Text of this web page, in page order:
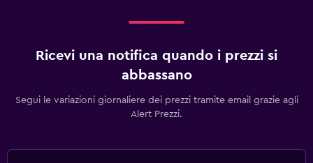
Ricevi una notifica quando i prezzi si
abbassano
Segui le variazioni giornaliere dei prezzi tramite email grazie agli
Alert Prezzi.